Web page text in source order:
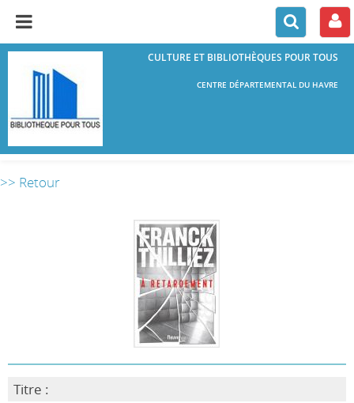
CULTURE ET BIBLIOTHÈQUES POUR TOUS
CENTRE DÉPARTEMENTAL DU HAVRE
>> Retour
Titre :